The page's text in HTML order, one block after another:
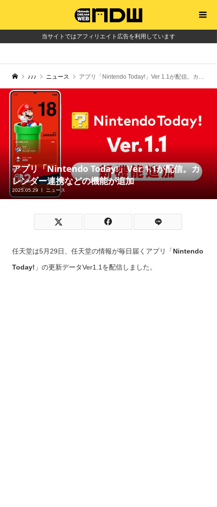
当サイトではアフィリエイト広告を利用しています
♪♪♪ ニュース アプリ「Nintendo Today!」Ver 1.1が配信。カレンダー連携などの機能が追加
アプリ「Nintendo Today!」Ver 1.1が配信。カ
レンダー連携などの機能が追加
2025.05.29 ニュース
任天堂は5月29日、任天堂の情報が毎日届くアプリ「Nintendo
Today! 」の更新データVer1.1を配信しました。